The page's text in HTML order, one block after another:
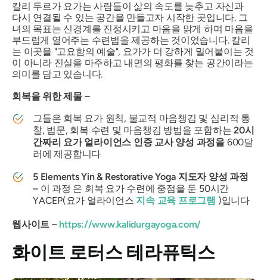
칼리 두르가 요가는 사람들이 삶의 속도를 늦추고 자신과
다시 연결될 수 있는 공간을 만들고자 시작한 곳입니다. 그
녀의 목표는 신경계를 진정시키고 마음을 맑게 하며 마음을
부드럽게 열어주는 수련법을 제공하는 것이었습니다. 칼리
는 이곳을 "고요함의 예술", 요가가 더 강하게 밀어붙이는 것
이 아니라 진실을 마주하고 내면의 평화를 찾는 공간이라는
의미를 담고 있습니다.
회복을 위한 제물 –
그들은 회복 요가 원칙, 불교적 마음챙김 및 심리적 통
찰, 법문, 회복 수련 및 마음챙김 방법을 포함하는20시
간짜리 요가 얼라이언스 인증 교사 양성 과정을 600달
러에 제공합니다
5 Elements Yin & Restorative Yoga 지도자 양성 과정
– 이 과정 은 회복 요가 수련에 중점을 둔 50시간
YACEP(요가 얼라이언스 지속 교육 프로그램 )입니다
웹사이트 – https://www.kalidurgayoga.com/
화이트 로터스 테라퓨틱스